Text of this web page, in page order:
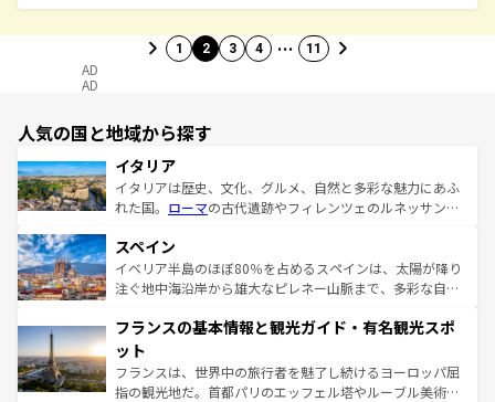
1 2 3 4 … 11
AD
AD
人気の国と地域から探す
イタリア
イタリアは歴史、文化、グルメ、自然と多彩な魅力にあふ
れた国。 ローマの古代遺跡やフィレンツェのルネッサンス
ろん、トスカーナの美しい田園風景やアマルフィ海岸の絶
景など、自然景観も見逃せない。観光の合間には、本場の
ピザやパスタなど、絶品のイタリア料理を堪能することも
ませてくれるイタリアで、忘れられない旅をしてみよう！
なお、新着のイタリア情報は
しい。
スペイン
イベリア半島のほぼ80％を占めるスペインは、太陽が降り
注ぐ地中海沿岸から雄大なピレネー山脈まで、多彩な自然
文化が根付くこの国では、情熱的なフラメンコ、熱気あふ
れる闘牛、そして美味しいタパスが生活の一部となってい
る。首都マドリードの洗練された雰囲気や、バルセロナの
アートに溢れた街角から、地方では古代ローマ遺跡や中世
フランスの基本情報と観光ガイド・有名観光スポ
ット
フランスは、世界中の旅行者を魅了し続けるヨーロッパ屈
指の観光地だ。首都パリのエッフェル塔やルーブル美術館